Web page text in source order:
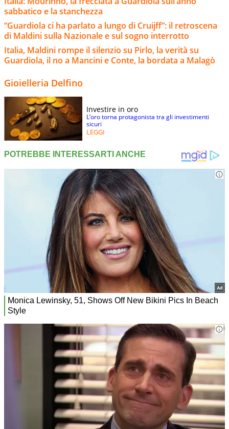
sabbatico e la stanchezza
“Guardiola ci ha parlato a lungo di Cruijff”: il retroscena
di Maldini sulla Nazionale e sul sogno interrotto
Italia, Maldini rompe il silenzio su Pirlo, la verità su
Guardiola, il no a Mancini e Conte, la bordata a Malagò
Gioielleria Delfino
Investire in oro
L’oro torna protagonista tra gli investimenti
sicuri
LEGGI